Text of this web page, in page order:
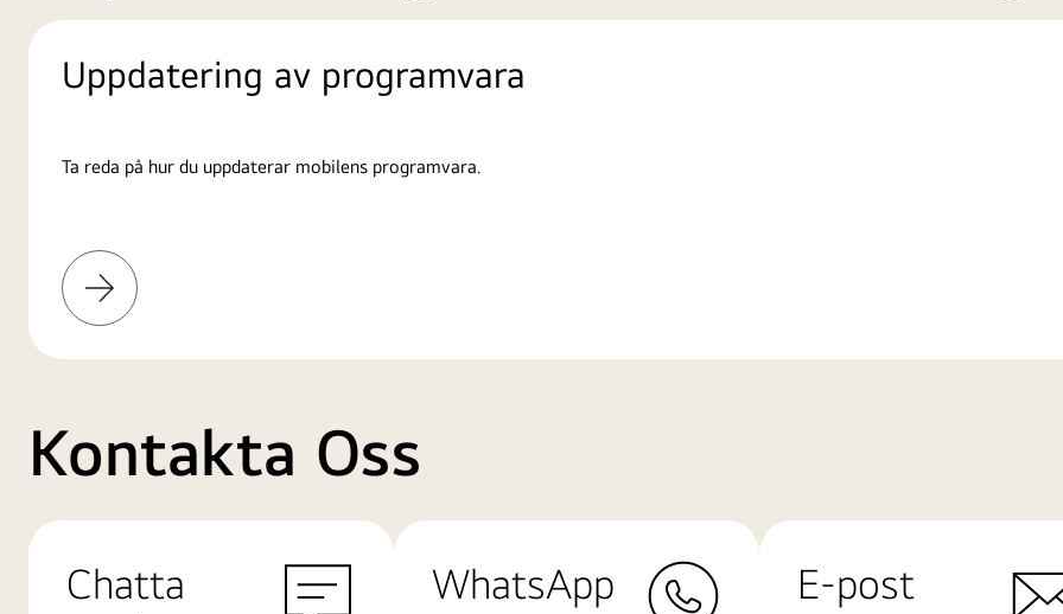
Uppdatering av programvara
Ta reda på hur du uppdaterar mobilens programvara.
Läs
mer
Kontakta Oss
Chatta
WhatsApp E-post